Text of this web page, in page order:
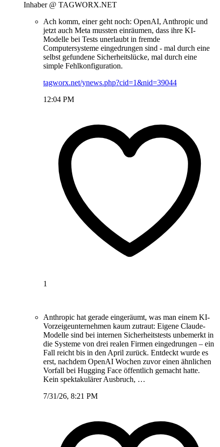
Inhaber @ TAGWORX.NET
Ach komm, einer geht noch: OpenAI, Anthropic und
jetzt auch Meta mussten einräumen, dass ihre KI-
Modelle bei Tests unerlaubt in fremde
Computersysteme eingedrungen sind - mal durch eine
selbst gefundene Sicherheitslücke, mal durch eine
simple Fehlkonfiguration.
tagworx.net/ynews.php?cid=1&nid=39044
12:04 PM
1
Anthropic hat gerade eingeräumt, was man einem KI-
Vorzeigeunternehmen kaum zutraut: Eigene Claude-
Modelle sind bei internen Sicherheitstests unbemerkt in
die Systeme von drei realen Firmen eingedrungen – ein
Fall reicht bis in den April zurück. Entdeckt wurde es
erst, nachdem OpenAI Wochen zuvor einen ähnlichen
Vorfall bei Hugging Face öffentlich gemacht hatte.
Kein spektakulärer Ausbruch, …
7/31/26, 8:21 PM